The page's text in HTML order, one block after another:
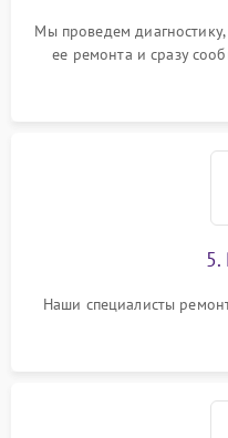
Мы проведем
ее ремонта и сразу
5.
Наши специалисты